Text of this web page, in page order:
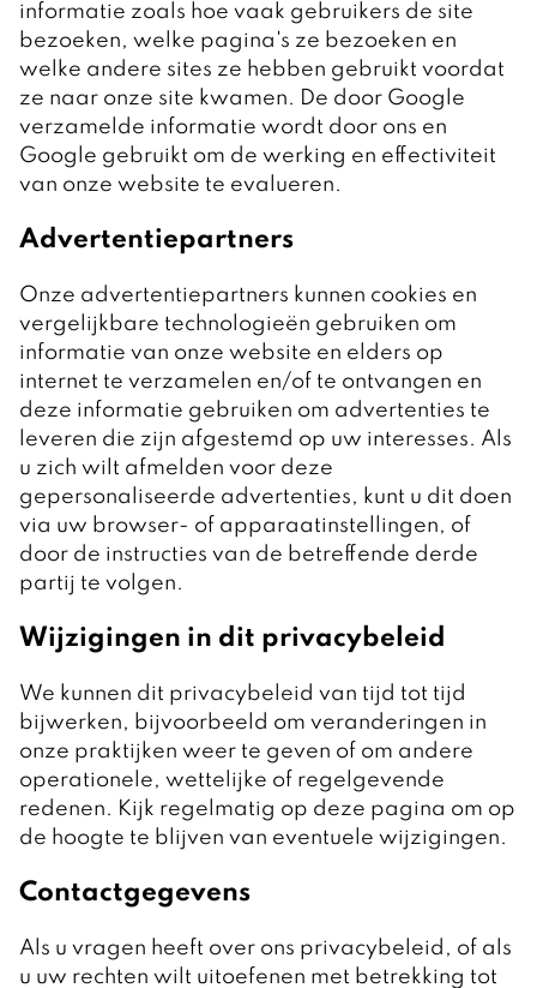
informatie zoals hoe vaak gebruikers de site
bezoeken, welke pagina's ze bezoeken en
welke andere sites ze hebben gebruikt voordat
ze naar onze site kwamen. De door Google
verzamelde informatie wordt door ons en
Google gebruikt om de werking en effectiviteit
van onze website te evalueren.
Advertentiepartners
Onze advertentiepartners kunnen cookies en
vergelijkbare technologieën gebruiken om
informatie van onze website en elders op
internet te verzamelen en/of te ontvangen en
deze informatie gebruiken om advertenties te
leveren die zijn afgestemd op uw interesses. Als
u zich wilt afmelden voor deze
gepersonaliseerde advertenties, kunt u dit doen
via uw browser- of apparaatinstellingen, of
door de instructies van de betreffende derde
partij te volgen.
Wijzigingen in dit privacybeleid
We kunnen dit privacybeleid van tijd tot tijd
bijwerken, bijvoorbeeld om veranderingen in
onze praktijken weer te geven of om andere
operationele, wettelijke of regelgevende
redenen. Kijk regelmatig op deze pagina om op
de hoogte te blijven van eventuele wijzigingen.
Contactgegevens
Als u vragen heeft over ons privacybeleid, of als
u uw rechten wilt uitoefenen met betrekking tot